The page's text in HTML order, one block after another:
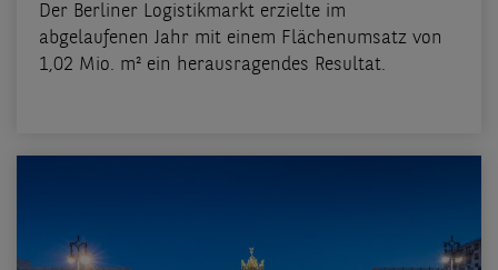
Der Berliner Logistikmarkt erzielte im
abgelaufenen Jahr mit einem Flächenumsatz von
1,02 Mio. m² ein herausragendes Resultat.